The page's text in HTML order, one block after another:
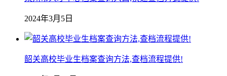
2024年3月5日
韶关高校毕业生档案查询方法,查档流程提供!